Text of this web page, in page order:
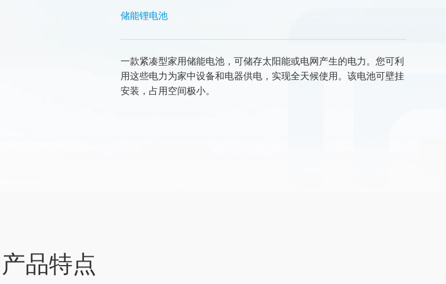
储能锂电池
一款紧凑型家用储能电池，可储存太阳能或电网产生的电力。您可利
用这些电力为家中设备和电器供电，实现全天候使用。该电池可壁挂
安装，占用空间极小。
产品特点